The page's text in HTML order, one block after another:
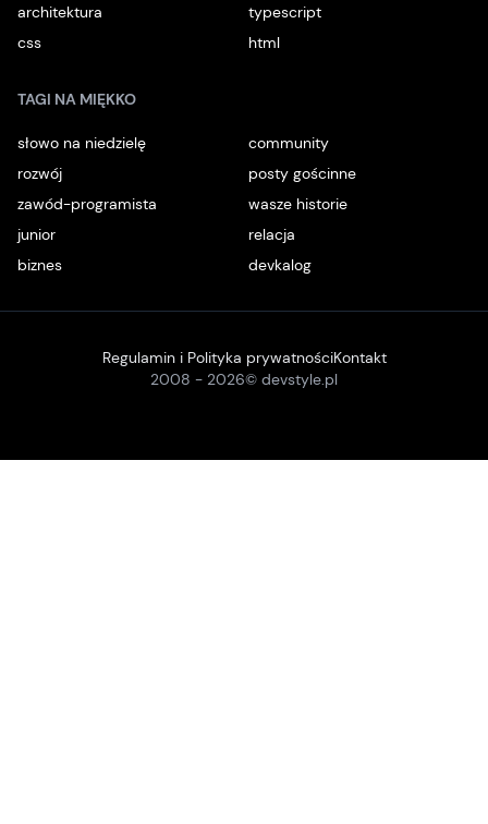
architektura
typescript
css
html
TAGI NA MIĘKKO
słowo na niedzielę
community
rozwój
posty gościnne
zawód-programista
wasze historie
junior
relacja
biznes
devkalog
2008 - 2026© devstyle.pl
Regulamin i Polityka prywatnościKontakt